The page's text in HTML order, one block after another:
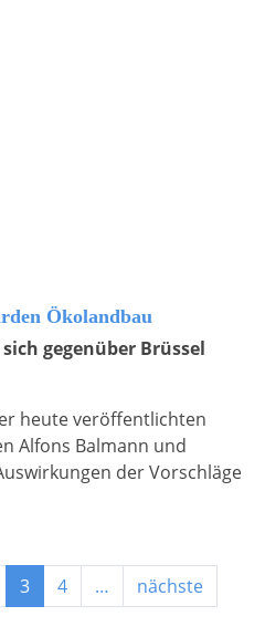
Ökolandbau
gegenüber Brüssel
heute veröffentlichten
Alfons Balmann und
der Vorschläge
3 4 … nächste